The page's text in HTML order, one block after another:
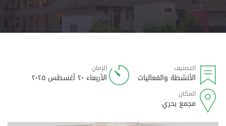
التصنيف
الأنشطة والفعاليات
الزمان
الأربعاء ٢٠ أغسطس ٢٠٢٥
المكان
مجمع بحري